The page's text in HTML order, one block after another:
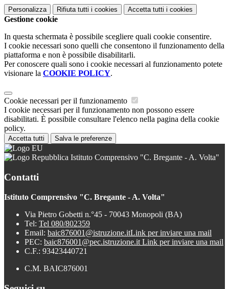
Personalizza Rifiuta tutti i cookies Accetta tutti i cookies
Gestione cookie
In questa schermata è possibile scegliere quali cookie consentire.
I cookie necessari sono quelli che consentono il funzionamento della
piattaforma e non è possibile disabilitarli.
Per conoscere quali sono i cookie necessari al funzionamento potete
visionare la COOKIE POLICY.
Cookie necessari per il funzionamento
I cookie necessari per il funzionamento non possono essere
disabilitati. È possibile consultare l'elenco nella pagina della cookie
policy.
Accetta tutti Salva le preferenze
Istituto Comprensivo "C. Bregante - A. Volta"
Contatti
Istituto Comprensivo "C. Bregante - A. Volta"
Via Pietro Gobetti n.°45 - 70043 Monopoli (BA)
Tel: Tel 080/802359
Email: baic876001@istruzione.itLink per inviare una mail
PEC: baic876001@pec.istruzione.it Link per inviare una mail
C.F.: 93423440721
C.M. BAIC876001